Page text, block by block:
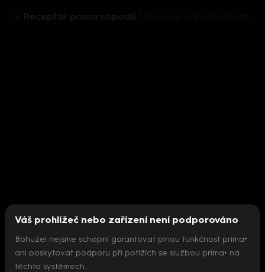
Receptář prima nápadů
Nepodařilo se inicializovat přehrávač
Váš prohlížeč nebo zařízení není podporováno
Bohužel nejsme schopni garantovat plnou funkčnost prima+
ani poskytovat podporu při potížích se službou prima+ na
těchto systémech.